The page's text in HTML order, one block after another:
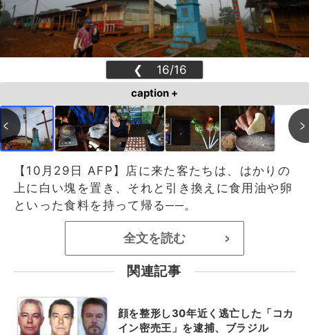
❮
16/16
❯
caption +
【10月29日 AFP】店に来た客たちは、はかりの
上に白い塊を置き、それと引き換えに食用油や卵
といった食料を持って帰る──。
全文を読む >
関連記事
顔を整形し30年近く逃亡した「コカ
イン密売王」を逮捕、ブラジル